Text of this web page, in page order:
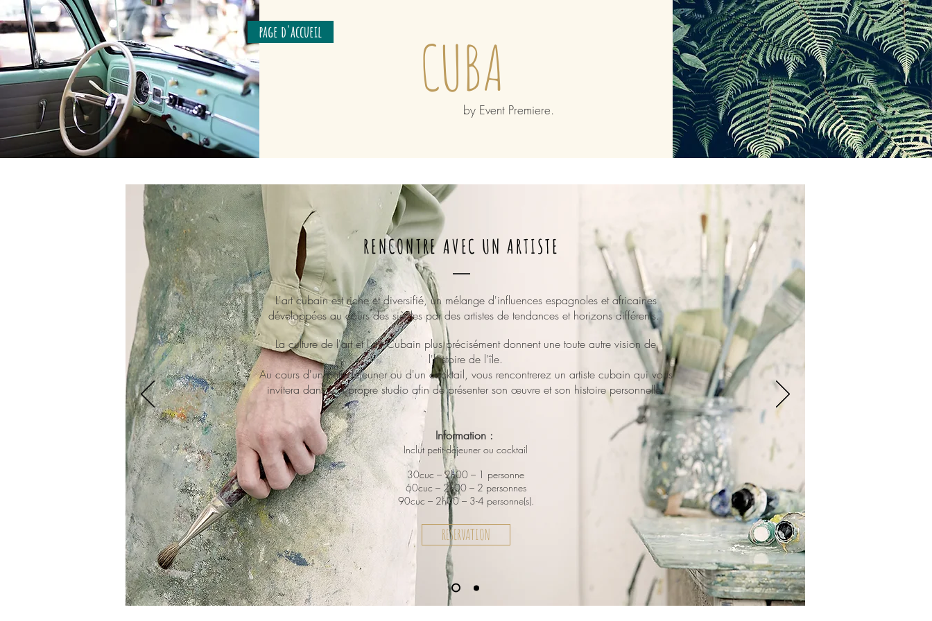
page d'accueil
by Event Premiere.
CUBA
RENCONTRE AVEC UN ARTISTE
L'art cubain est riche et diversifié, un mélange d'influences espagnoles et africaines
développées au cours des siècles par des artistes de tendances et horizons différents.
La culture de l'art et l'art Cubain plus précisément donnent une toute autre vision de
l'histoire de l'île.
Au cours d'un petit-déjeuner ou d'un cocktail, vous rencontrerez un artiste cubain qui vous
invitera dans son propre studio afin de présenter son œuvre et son histoire personnelle.
Information :
Inclut petit-déjeuner ou cocktail
30cuc – 2h00 – 1 personne
60cuc – 2h00 – 2 personnes
90cuc – 2h00 – 3-4 personne(s).
RESERVATION